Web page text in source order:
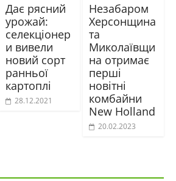
Дає рясний
урожай:
селекціонер
и вивели
новий сорт
ранньої
картоплі
28.12.2021
Незабаром
Херсонщина
та
Миколаївщи
на отримає
перші
новітні
комбайни
New Holland
20.02.2023